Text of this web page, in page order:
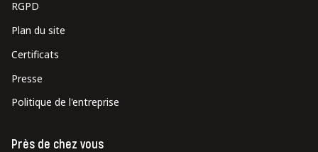
RGPD
Plan du site
Certificats
Presse
Politique de l'entreprise
Près de chez vous